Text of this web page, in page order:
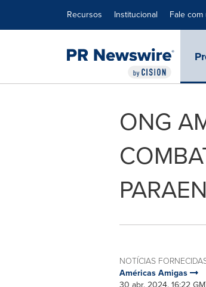
Recursos Institucional Fale
ONG
NOTÍCIAS
Américas Amigas